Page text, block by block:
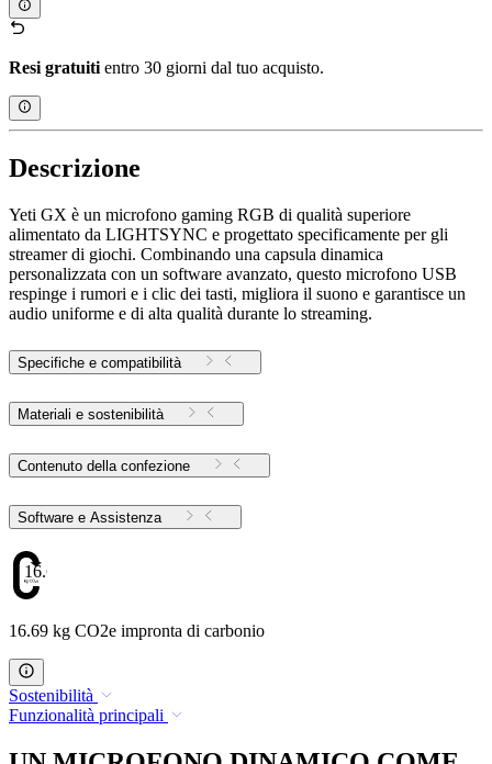
Resi gratuitientro 30 giorni dal tuo acquisto.
Descrizione
Yeti GX è un microfono gaming RGB di qualità superiore
alimentato da LIGHTSYNC e progettato specificamente per gli
streamer di giochi. Combinando una capsula dinamica
personalizzata con un software avanzato, questo microfono USB
respinge i rumori e i clic dei tasti, migliora il suono e garantisce un
audio uniforme e di alta qualità durante lo streaming.
Specifiche e compatibilità
Materiali e sostenibilità
Contenuto della confezione
Software e Assistenza
16.69
16.69 kg CO2e impronta di carbonio
Sostenibilità
Funzionalità principali